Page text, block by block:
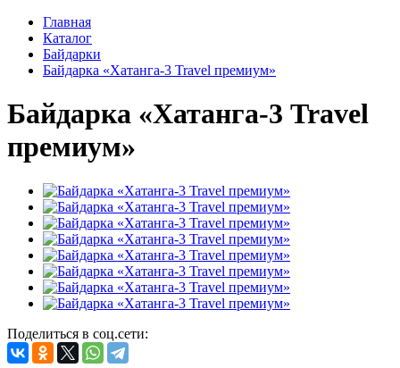
Главная
Каталог
Байдарки
Байдарка «Хатанга-3 Travel премиум»
Байдарка «Хатанга-3 Travel
премиум»
Поделиться в соц.сети: